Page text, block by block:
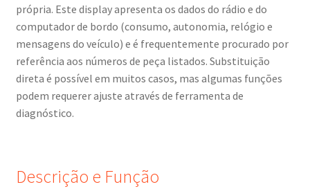
própria. Este display apresenta os dados do rádio e do
computador de bordo (consumo, autonomia, relógio e
mensagens do veículo) e é frequentemente procurado por
referência aos números de peça listados. Substituição
direta é possível em muitos casos, mas algumas funções
podem requerer ajuste através de ferramenta de
diagnóstico.
Descrição e Função